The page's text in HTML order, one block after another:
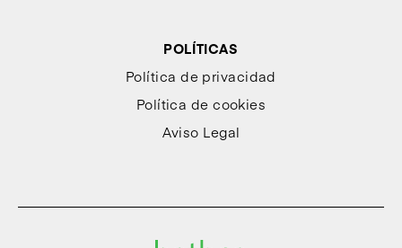
POLÍTICAS
Política de privacidad
Política de cookies
Aviso Legal